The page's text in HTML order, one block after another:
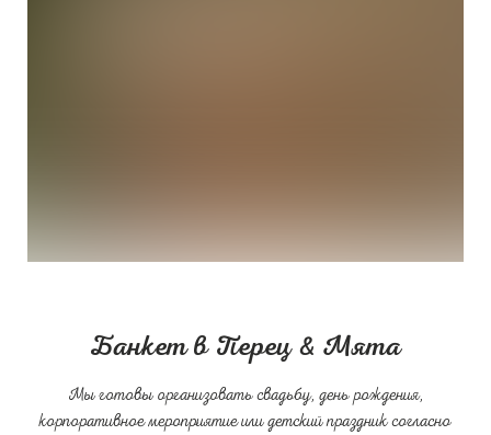
Банкет в Перец & Мята
Мы готовы организовать свадьбу, день рождения,
корпоративное мероприятие или детский праздник согласно